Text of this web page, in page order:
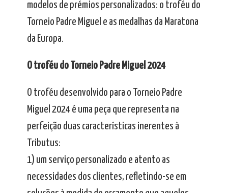
modelos de prémios personalizados: o troféu do
Torneio Padre Miguel e as medalhas da Maratona
da Europa.
O troféu do Torneio Padre Miguel 2024
O troféu desenvolvido para o Torneio Padre
Miguel 2024 é uma peça que representa na
perfeição duas características inerentes à
Tributus:
1) um serviço personalizado e atento as
necessidades dos clientes, refletindo-se em